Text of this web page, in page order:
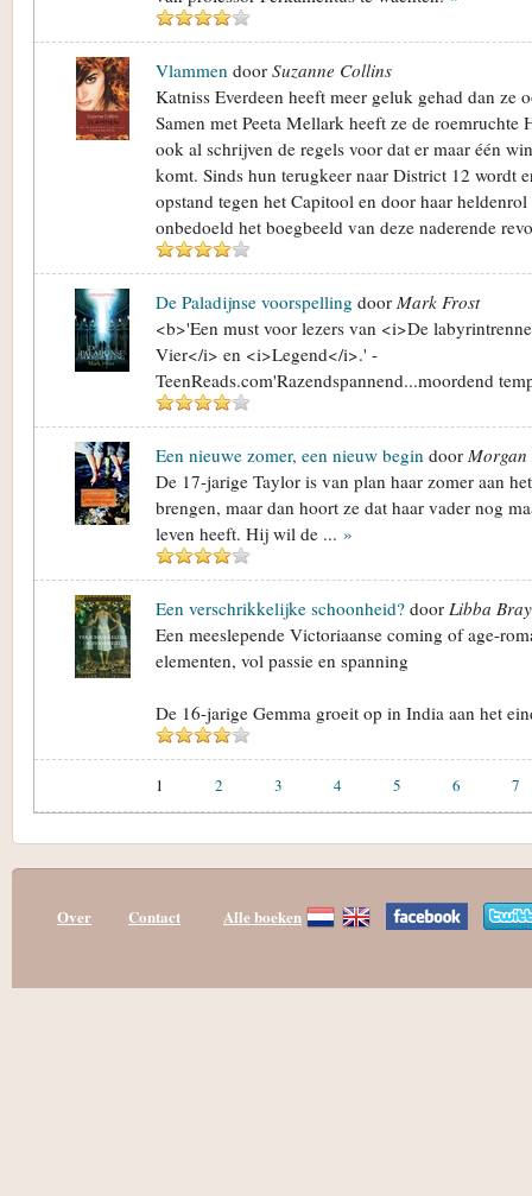
Vlammen door Suzanne Collins
Katniss Everdeen heeft meer geluk gehad dan ze
Samen met Peeta Mellark heeft ze de roemruchte
ook al schrijven de regels voor dat er maar één
komt. Sinds hun terugkeer naar District 12 wordt
opstand tegen het Capitool en door haar
onbedoeld het boegbeeld van deze naderende
De Paladijnse voorspelling door Mark Frost
<b>'Een must voor lezers van <i>De
Vier</i> en <i>Legend</i>.' -
TeenReads.com'Razendspannend...moordend
Een nieuwe zomer, een nieuw begin door Morgan
De 17-jarige Taylor is van plan haar zomer aan
brengen, maar dan hoort ze dat haar vader nog
leven heeft. Hij wil de ... »
Een verschrikkelijke schoonheid? door Libba Bray
Een meeslepende Victoriaanse coming of age-
elementen, vol passie en spanning
De 16-jarige Gemma groeit op in India aan het
1 2 3 4 5 6 7
Over Contact Alle boeken